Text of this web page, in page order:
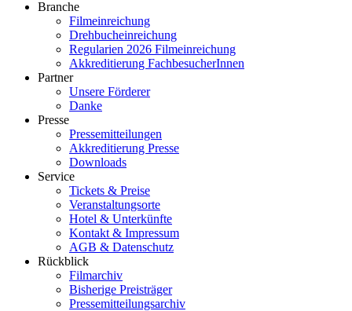
Branche
Filmeinreichung
Drehbucheinreichung
Regularien 2026 Filmeinreichung
Akkreditierung FachbesucherInnen
Partner
Unsere Förderer
Danke
Presse
Pressemitteilungen
Akkreditierung Presse
Downloads
Service
Tickets & Preise
Veranstaltungsorte
Hotel & Unterkünfte
Kontakt & Impressum
AGB & Datenschutz
Rückblick
Filmarchiv
Bisherige Preisträger
Pressemitteilungsarchiv